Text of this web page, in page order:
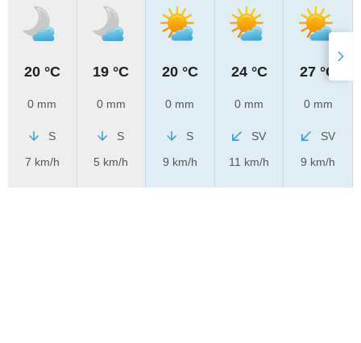
20 °C
0 mm
S
7 km/h
19 °C
0 mm
S
5 km/h
20 °C
0 mm
S
9 km/h
24 °C
0 mm
SV
11 km/h
27 °C
0 mm
SV
9 km/h